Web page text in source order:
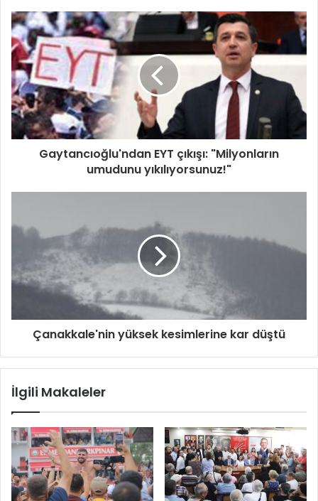
Gaytancıoğlu'ndan EYT çıkışı: "Milyonların
umudunu yıkılıyorsunuz!"
Çanakkale'nin yüksek kesimlerine kar düştü
İlgili Makaleler